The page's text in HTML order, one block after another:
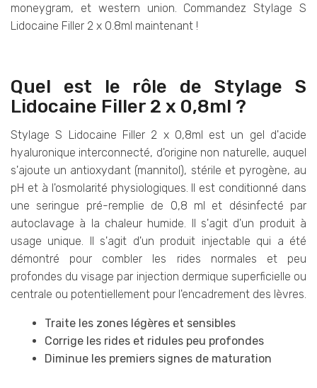
moneygram, et western union. Commandez Stylage S
Lidocaine Filler 2 x 0.8ml maintenant !
Quel est le rôle de Stylage S
Lidocaine Filler 2 x 0,8ml ?
Stylage S Lidocaine Filler 2 x 0,8ml est un gel d'acide
hyaluronique interconnecté, d'origine non naturelle, auquel
s'ajoute un antioxydant (mannitol), stérile et pyrogène, au
pH et à l'osmolarité physiologiques. Il est conditionné dans
une seringue pré-remplie de 0,8 ml et désinfecté par
autoclavage à la chaleur humide. Il s'agit d'un produit à
usage unique. Il s'agit d'un produit injectable qui a été
démontré pour combler les rides normales et peu
profondes du visage par injection dermique superficielle ou
centrale ou potentiellement pour l'encadrement des lèvres.
Traite les zones légères et sensibles
Corrige les rides et ridules peu profondes
Diminue les premiers signes de maturation